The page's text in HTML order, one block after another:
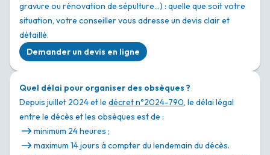
gravure ou rénovation de sépulture…) : quelle que soit votre
situation, votre conseiller vous adresse un devis clair et
détaillé.
Demander un devis en ligne
Quel délai pour organiser des obsèques ?
Depuis juillet 2024 et le décret n°2024-790, le délai légal
entre le décès et les obsèques est de :
minimum 24 heures ;
maximum 14 jours à compter du lendemain du décès.